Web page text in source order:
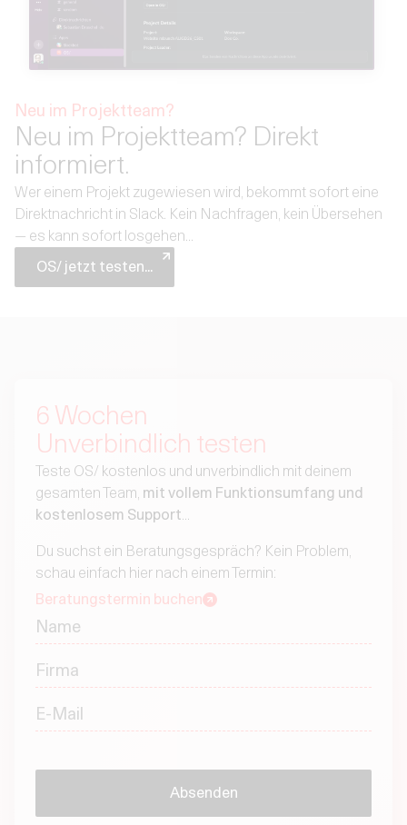
Neu im Projektteam?
Neu im Projektteam? Direkt
informiert.
Wer einem Projekt zugewiesen wird, bekommt sofort eine
Direktnachricht in Slack. Kein Nachfragen, kein Übersehen
— es kann sofort losgehen...
OS/ jetzt testen...
6 Wochen
Unverbindlich testen
Teste OS/ kostenlos und unverbindlich mit deinem
gesamten Team, mit vollem Funktionsumfang und
kostenlosem Support...
Du suchst ein Beratungsgespräch? Kein Problem,
schau einfach hier nach einem Termin:
Beratungstermin buchen